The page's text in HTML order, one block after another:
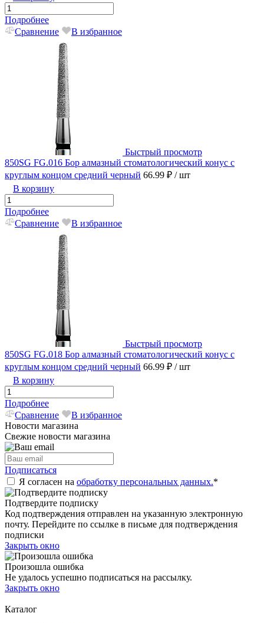
Подробнее
Сравнение
В избранное
Быстрый просмотр
850SG FG.016 Бор алмазный стоматологический конус с
круглым концом средний черный 66.99 ₽ / шт
В корзину
Подробнее
Сравнение
В избранное
Быстрый просмотр
850SG FG.018 Бор алмазный стоматологический конус с
круглым концом средний черный 66.99 ₽ / шт
В корзину
Подробнее
Сравнение
В избранное
Новости магазина
Свежие новости магазина
Подписаться
Я согласен на обработку персональных данных.*
Подтвердите подписку
Код подтверждения отправлен на указанную электронную
почту. Перейдите по ссылке в письме для подтверждения
подписки
Закрыть окно
Произошла ошибка
Не удалось успешно подписаться на рассылку.
Закрыть окно
Каталог